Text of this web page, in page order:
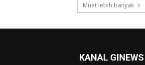
Muat lebih banyak
KANAL GINEWS